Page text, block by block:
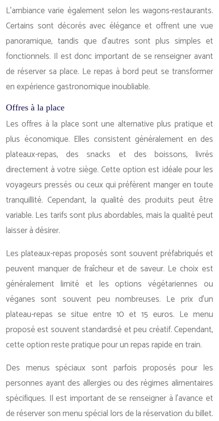
L’ambiance varie également selon les wagons-restaurants.
Certains sont décorés avec élégance et offrent une vue
panoramique, tandis que d’autres sont plus simples et
fonctionnels. Il est donc important de se renseigner avant
de réserver sa place. Le repas à bord peut se transformer
en expérience gastronomique inoubliable.
Offres à la place
Les offres à la place sont une alternative plus pratique et
plus économique. Elles consistent généralement en des
plateaux-repas, des snacks et des boissons, livrés
directement à votre siège. Cette option est idéale pour les
voyageurs pressés ou ceux qui préfèrent manger en toute
tranquillité. Cependant, la qualité des produits peut être
variable. Les tarifs sont plus abordables, mais la qualité peut
laisser à désirer.
Les plateaux-repas proposés sont souvent préfabriqués et
peuvent manquer de fraîcheur et de saveur. Le choix est
généralement limité et les options végétariennes ou
véganes sont souvent peu nombreuses. Le prix d’un
plateau-repas se situe entre 10 et 15 euros. Le menu
proposé est souvent standardisé et peu créatif. Cependant,
cette option reste pratique pour un repas rapide en train.
Des menus spéciaux sont parfois proposés pour les
personnes ayant des allergies ou des régimes alimentaires
spécifiques. Il est important de se renseigner à l’avance et
de réserver son menu spécial lors de la réservation du billet.